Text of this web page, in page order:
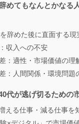
めてもなんとかなる
辞めた後に直面する現
収入への不安
：適性・市場価値の理
：人間関係・環境問題
代が逃げ切るための
える仕事・減る仕事を